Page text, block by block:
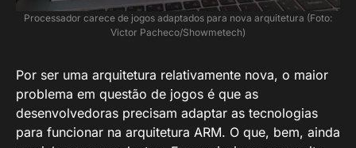
Processador carece de jogos adaptados para nova arquitetura (Foto:
Victor Pacheco/Showmetech)
Por ser uma arquitetura relativamente nova, o maior
problema em questão de jogos é que as
desenvolvedoras precisam adaptar as tecnologias
para funcionar na arquitetura ARM. O que, bem, ainda